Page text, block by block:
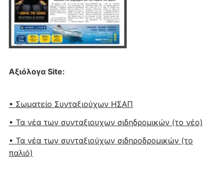
Αξιόλογα Site:
• Σωματείο Συνταξιούχων ΗΣΑΠ
• Τα νέα των συνταξιουχων σιδηδρομικών (το νέο)
• Τα νέα των συνταξιούχων σιδηροδρομικών (το
παλιό)